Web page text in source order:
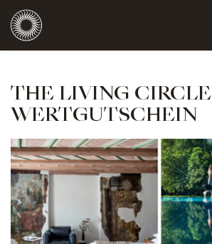
THE LIVING CIRCLE
WERTGUTSCHEIN